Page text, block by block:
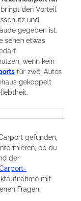
den Vorteil
und
gegeben ist.
sehen etwas
wenn kein
für zwei Autos
gekoppelt
gefunden,
ob du
der
mit
Fragen.